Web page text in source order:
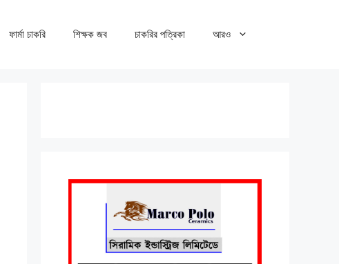
ফার্মা চাকরি শিক্ষক জব চাকরির পত্রিকা আরও